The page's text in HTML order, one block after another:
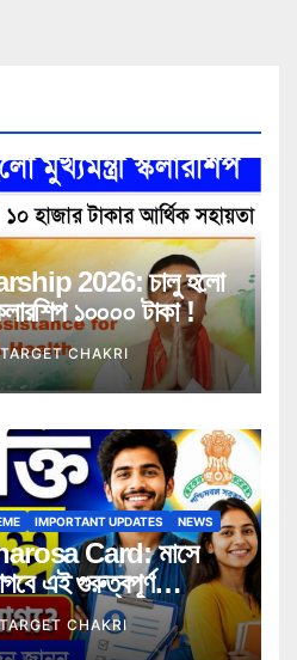
2026: চালু হলো
১০০০০ টাকা !
TARGET CHAKRI
IMPORTANT UPDATES NEWS
Card: মাসে
এই গুরুত্বপূর্ণ
সুবিধা, কী কী নথি লাগবে
TARGET CHAKRI